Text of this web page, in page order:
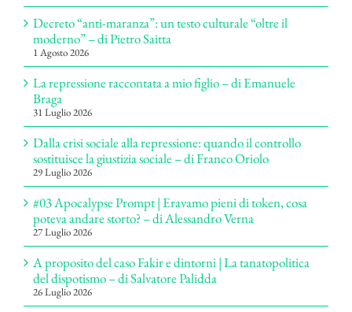
Decreto “anti-maranza”: un testo culturale “oltre il
moderno” – di Pietro Saitta
1 Agosto 2026
La repressione raccontata a mio figlio – di Emanuele
Braga
31 Luglio 2026
Dalla crisi sociale alla repressione: quando il controllo
sostituisce la giustizia sociale – di Franco Oriolo
29 Luglio 2026
#03 Apocalypse Prompt | Eravamo pieni di token, cosa
poteva andare storto? – di Alessandro Verna
27 Luglio 2026
A proposito del caso Fakir e dintorni | La tanatopolitica
del dispotismo – di Salvatore Palidda
26 Luglio 2026